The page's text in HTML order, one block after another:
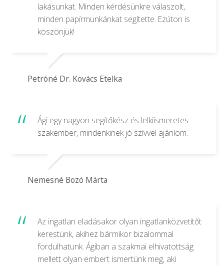
lakásunkat. Minden kérdésünkre válaszolt,
minden papírmunkánkat segítette. Ezúton is
köszönjük!
Petróné Dr. Kovács Etelka
Ági egy nagyon segítőkész és lelkiismeretes
szakember, mindenkinek jó szívvel ajánlom.
Nemesné Bozó Márta
Az ingatlan eladásakor olyan ingatlanközvetítőt
kerestünk, akihez bármikor bizalommal
fordulhatunk. Ágiban a szakmai elhivatottság
mellett olyan embert ismertünk meg, aki